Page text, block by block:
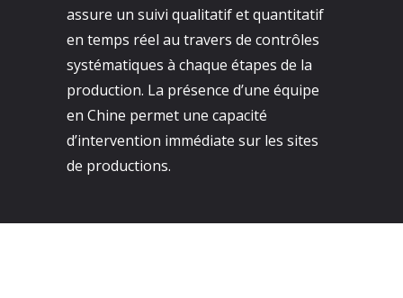
assure un suivi qualitatif et quantitatif
en temps réel au travers de contrôles
systématiques à chaque étapes de la
production. La présence d’une équipe
en Chine permet une capacité
d’intervention immédiate sur les sites
de productions.